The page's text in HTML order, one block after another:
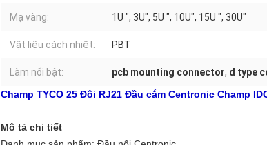
Mạ vàng: 1U ", 3U", 5U ", 10U", 15U ", 30U"
Vật liệu cách nhiệt: PBT
Làm nổi bật: pcb mounting connector, d type
Champ TYCO 25 Đôi RJ21 Đầu cắm Centronic Champ
Mô tả chi tiết